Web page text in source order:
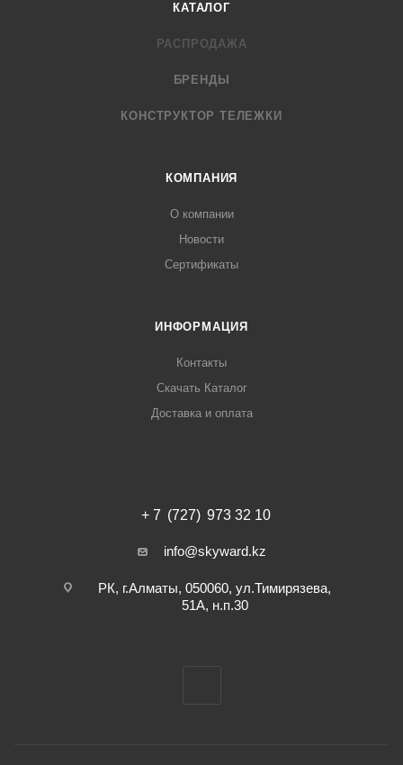
КАТАЛОГ
РАСПРОДАЖА
БРЕНДЫ
КОНСТРУКТОР ТЕЛЕЖКИ
КОМПАНИЯ
О компании
Новости
Cертификаты
ИНФОРМАЦИЯ
Контакты
Скачать Каталог
Доставка и оплата
+ 7 (727) 973 32 10
info@skyward.kz
РК, г.Алматы, 050060, ул.Тимирязева,
51А, н.п.30